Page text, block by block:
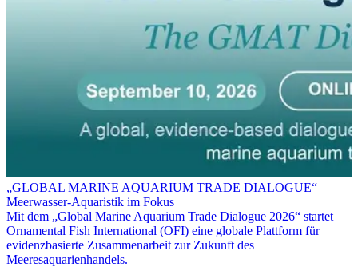
„GLOBAL MARINE AQUARIUM TRADE DIALOGUE“
Meerwasser-Aquaristik im Fokus
Mit dem „Global Marine Aquarium Trade Dialogue 2026“ startet
Ornamental Fish International (OFI) eine globale Plattform für
evidenzbasierte Zusammenarbeit zur Zukunft des
Meeresaquarienhandels.